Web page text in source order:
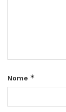
Nome *